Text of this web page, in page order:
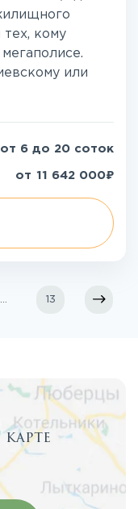
тех, кому
или
от 6 до 20 соток
от 11 642 000₽
13